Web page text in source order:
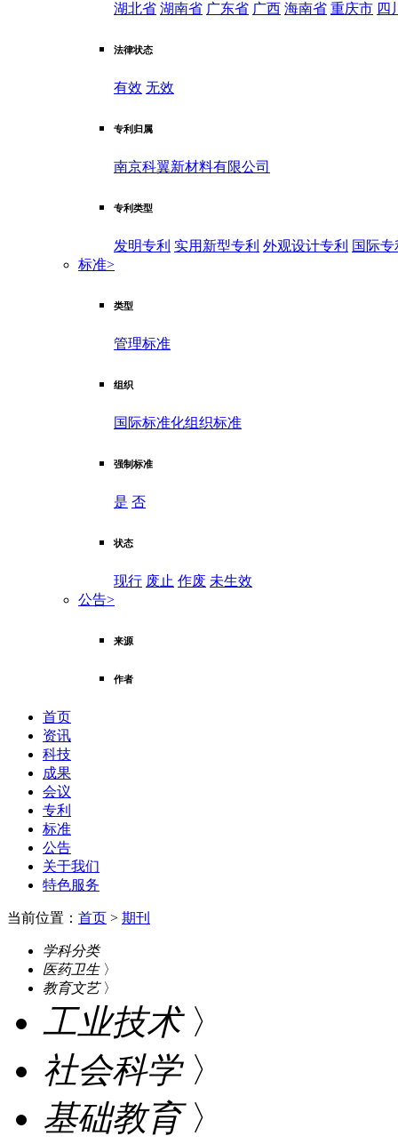
湖北省 湖南省 广东省 广西 海南省 重庆市 四
法律状态
有效 无效
专利归属
南京科翼新材料有限公司
专利类型
发明专利 实用新型专利 外观设计专利 国际专
标准>
类型
管理标准
组织
国际标准化组织标准
强制标准
是 否
状态
现行 废止 作废 未生效
公告>
来源
作者
首页
资讯
科技
成果
会议
专利
标准
公告
关于我们
特色服务
当前位置： 首页 > 期刊
学科分类
医药卫生 〉
教育文艺 〉
工业技术 〉
社会科学 〉
基础教育 〉